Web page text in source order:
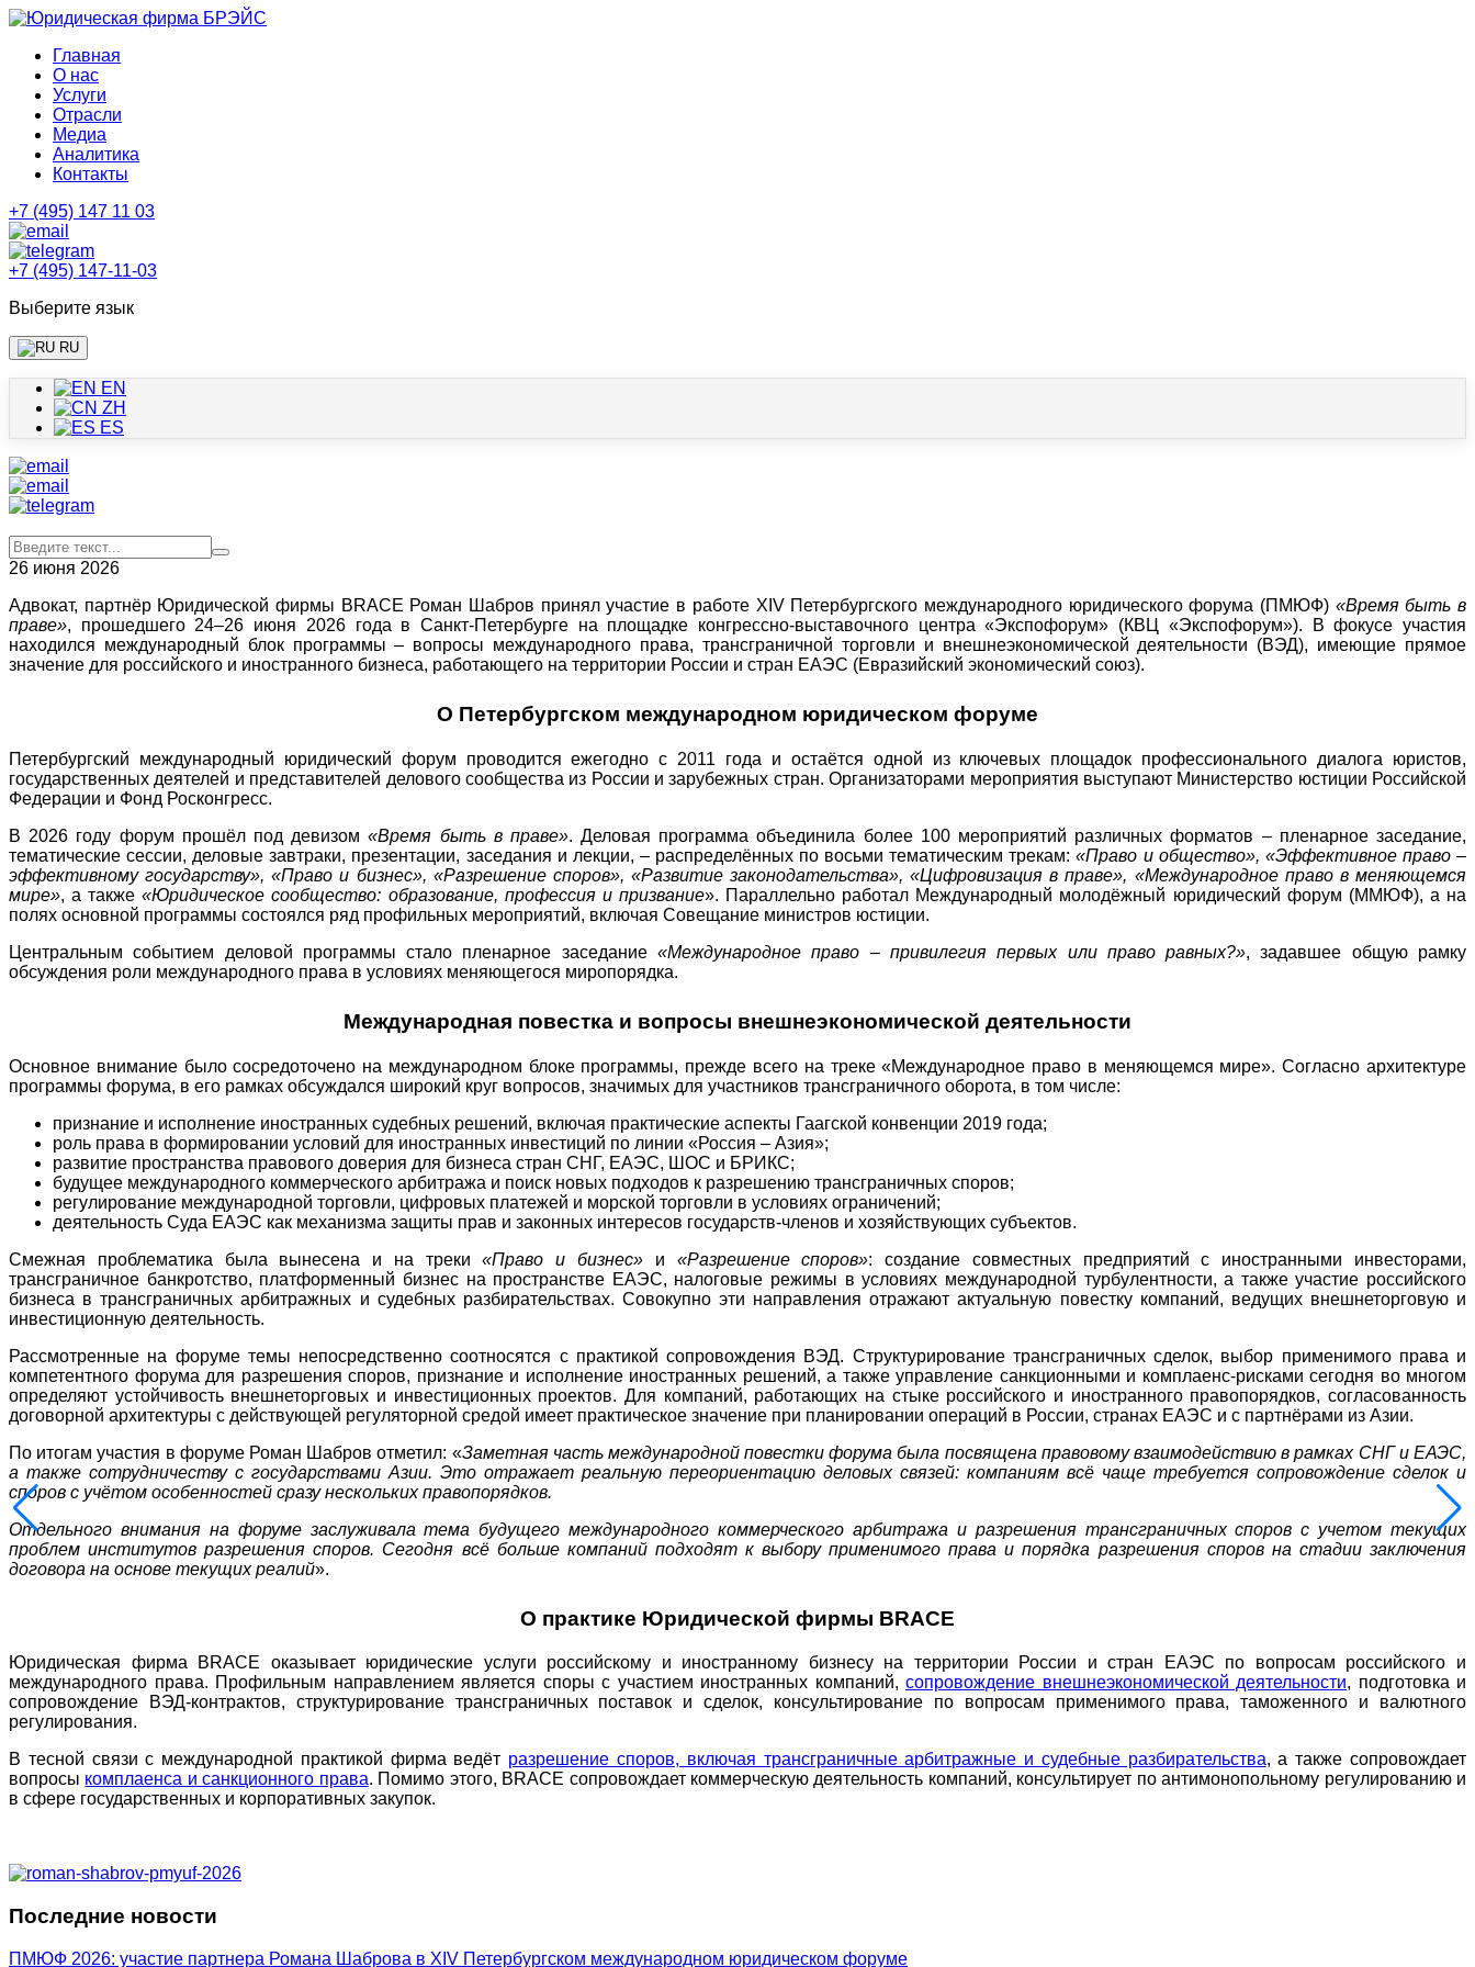
Главная
О нас
Услуги
Отрасли
Медиа
Аналитика
Контакты
+7 (495) 147 11 03
+7 (495) 147-11-03
Выберите язык
RU
EN
ZH
ES
26 июня 2026
Адвокат, партнёр Юридической фирмы BRACE Роман Шабров принял участие в работе XIV Петербургского международного юридического форума (ПМЮФ) «Время быть в
праве», прошедшего 24–26 июня 2026 года в Санкт-Петербурге на площадке конгрессно-выставочного центра «Экспофорум» (КВЦ «Экспофорум»). В фокусе участия
находился международный блок программы – вопросы международного права, трансграничной торговли и внешнеэкономической деятельности (ВЭД), имеющие прямое
значение для российского и иностранного бизнеса, работающего на территории России и стран ЕАЭС (Евразийский экономический союз).
О Петербургском международном юридическом форуме
Петербургский международный юридический форум проводится ежегодно с 2011 года и остаётся одной из ключевых площадок профессионального диалога юристов,
государственных деятелей и представителей делового сообщества из России и зарубежных стран. Организаторами мероприятия выступают Министерство юстиции Российской
Федерации и Фонд Росконгресс.
В 2026 году форум прошёл под девизом«Время быть в праве». Деловая программа объединила более 100 мероприятий различных форматов – пленарное заседание,
тематические сессии, деловые завтраки, презентации, заседания и лекции, – распределённых по восьми тематическим трекам:«Право и общество», «Эффективное право –
эффективному государству», «Право и бизнес», «Разрешение споров», «Развитие законодательства», «Цифровизация в праве», «Международное право в меняющемся
мире», а также«Юридическое сообщество: образование, профессия и призвание». Параллельно работал Международный молодёжный юридический форум (ММЮФ), а на
полях основной программы состоялся ряд профильных мероприятий, включая Совещание министров юстиции.
Центральным событием деловой программы стало пленарное заседание«Международное право – привилегия первых или право равных?», задавшее общую рамку
обсуждения роли международного права в условиях меняющегося миропорядка.
Международная повестка и вопросы внешнеэкономической деятельности
Основное внимание было сосредоточено на международном блоке программы, прежде всего на треке «Международное право в меняющемся мире». Согласно архитектуре
программы форума, в его рамках обсуждался широкий круг вопросов, значимых для участников трансграничного оборота, в том числе:
признание и исполнение иностранных судебных решений, включая практические аспекты Гаагской конвенции 2019 года;
роль права в формировании условий для иностранных инвестиций по линии «Россия – Азия»;
развитие пространства правового доверия для бизнеса стран СНГ, ЕАЭС, ШОС и БРИКС;
будущее международного коммерческого арбитража и поиск новых подходов к разрешению трансграничных споров;
регулирование международной торговли, цифровых платежей и морской торговли в условиях ограничений;
деятельность Суда ЕАЭС как механизма защиты прав и законных интересов государств-членов и хозяйствующих субъектов.
Смежная проблематика была вынесена и на треки«Право и бизнес» и «Разрешение споров»: создание совместных предприятий с иностранными инвесторами,
трансграничное банкротство, платформенный бизнес на пространстве ЕАЭС, налоговые режимы в условиях международной турбулентности, а также участие российского
бизнеса в трансграничных арбитражных и судебных разбирательствах. Совокупно эти направления отражают актуальную повестку компаний, ведущих внешнеторговую и
инвестиционную деятельность.
Рассмотренные на форуме темы непосредственно соотносятся с практикой сопровождения ВЭД. Структурирование трансграничных сделок, выбор применимого права и
компетентного форума для разрешения споров, признание и исполнение иностранных решений, а также управление санкционными и комплаенс-рисками сегодня во многом
определяют устойчивость внешнеторговых и инвестиционных проектов. Для компаний, работающих на стыке российского и иностранного правопорядков, согласованность
договорной архитектуры с действующей регуляторной средой имеет практическое значение при планировании операций в России, странах ЕАЭС и с партнёрами из Азии.
По итогам участия в форуме Роман Шабров отметил: «Заметная часть международной повестки форума была посвящена правовому взаимодействию в рамках СНГ и ЕАЭС,
а также сотрудничеству с государствами Азии. Это отражает реальную переориентацию деловых связей: компаниям всё чаще требуется сопровождение сделок и
споров с учётом особенностей сразу нескольких правопорядков.
Отдельного внимания на форуме заслуживала тема будущего международного коммерческого арбитража и разрешения трансграничных споров с учетом текущих
проблем институтов разрешения споров. Сегодня всё больше компаний подходят к выбору применимого права и порядка разрешения споров на стадии заключения
договора на основе текущих реалий».
О практике Юридической фирмы BRACE
Юридическая фирма BRACE оказывает юридические услуги российскому и иностранному бизнесу на территории России и стран ЕАЭС по вопросам российского и
международного права. Профильным направлением является споры с участием иностранных компаний, сопровождение внешнеэкономической деятельности, подготовка и
сопровождение ВЭД-контрактов, структурирование трансграничных поставок и сделок, консультирование по вопросам применимого права, таможенного и валютного
регулирования.
В тесной связи с международной практикой фирма ведёт разрешение споров, включая трансграничные арбитражные и судебные разбирательства, а также сопровождает
вопросы комплаенса и санкционного права. Помимо этого, BRACE сопровождает коммерческую деятельность компаний, консультирует по антимонопольному регулированию и
в сфере государственных и корпоративных закупок.
Последние новости
ПМЮФ 2026: участие партнера Романа Шаброва в XIV Петербургском международном юридическом форуме